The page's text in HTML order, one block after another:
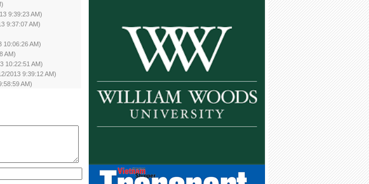
9:39:23 AM)
9:37:07 AM)
10:06:26 AM)
AM)
10:22:51 AM)
2013 9:39:12 AM)
AM)